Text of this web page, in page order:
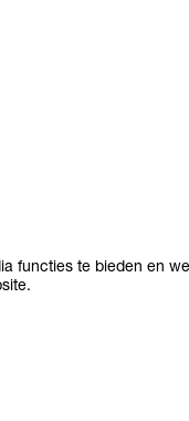
functies te bieden en